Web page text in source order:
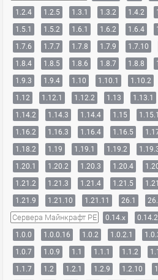
1.2.4
1.2.5 1.3.1 1.3.2 1.4.2
1.5.1
1.5.2 1.6.1 1.6.2 1.6.4
1.7.6
1.7.7 1.7.8 1.7.9 1.7.10
1.8.4
1.8.5 1.8.6 1.8.7 1.8.8
1.9.3
1.9.4 1.10 1.10.1 1.10.2
1.12
1.12.1 1.12.2 1.13 1.13.1
1.14.2
1.14.3 1.14.4 1.15 1.15.1
1.16.2
1.16.3 1.16.4 1.16.5
1.18.2
1.19 1.19.1 1.19.2
1.20.1
1.20.2 1.20.3 1.20.4
1.21.2
1.21.3 1.21.4 1.21.5
1.21.9
1.21.10 1.21.11 26.1
Сервера Майнкрафт PE 0.14.x 0.14.2
1.0.0
1.0.0.16 1.0.2 1.0.2.1
1.0.7
1.0.9 1.1 1.1.1 1.1.2
1.1.7
1.2 1.2.1 1.2.9 1.2.10